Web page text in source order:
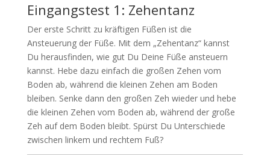
Eingangstest 1: Zehentanz
Der erste Schritt zu kräftigen Füßen ist die
Ansteuerung der Füße. Mit dem „Zehentanz“ kannst
Du herausfinden, wie gut Du Deine Füße ansteuern
kannst. Hebe dazu einfach die großen Zehen vom
Boden ab, während die kleinen Zehen am Boden
bleiben. Senke dann den großen Zeh wieder und hebe
die kleinen Zehen vom Boden ab, während der große
Zeh auf dem Boden bleibt. Spürst Du Unterschiede
zwischen linkem und rechtem Fuß?